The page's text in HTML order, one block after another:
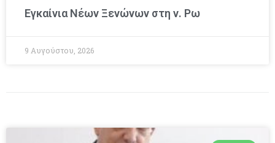
Εγκαίνια Νέων Ξενώνων στη ν. Ρω
9 Αυγούστου, 2026